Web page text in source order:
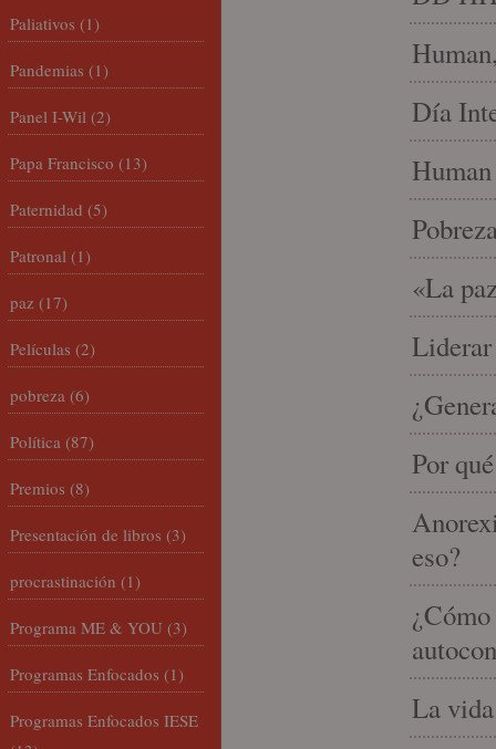
Día
«La
Liderar
Por
eso?
La
Paliativos (1)
Pandemias (1)
Panel I-Wil (2)
Papa Francisco (13)
Paternidad (5)
Patronal (1)
paz (17)
Películas (2)
pobreza (6)
Política (87)
Premios (8)
Presentación de libros (3)
procrastinación (1)
Programa ME & YOU (3)
Programas Enfocados (1)
Programas Enfocados IESE